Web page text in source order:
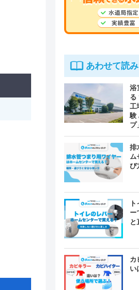
あわせて読
浴
る
工
験
プ
排
ム
び
ー
と
カ
い